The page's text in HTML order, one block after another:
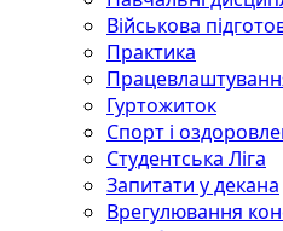
Військова
Практика
Гуртожиток
Спорт і
Студентська Ліга
Запитати у декана
Врегулювання